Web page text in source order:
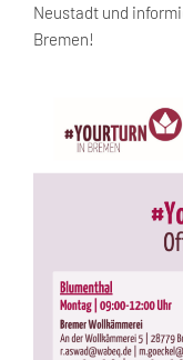
Neustadt und
Bremen!